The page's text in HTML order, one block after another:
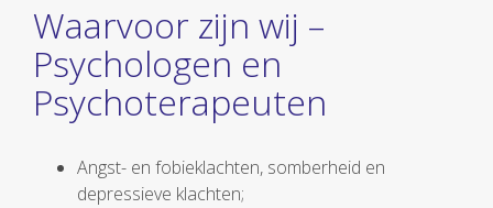
Waarvoor zijn wij –
Psychologen en
Psychoterapeuten
Angst- en fobieklachten, somberheid en
depressieve klachten;